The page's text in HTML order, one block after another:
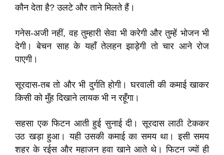
कौन देता है? उलटे और ताने मिलते हैं।
गनेस-अजी नहीं, वह तुम्हारी सेवा भी करेगी और तुम्हें भोजन भी
देगी। बेचन साह के यहाँ तेलहन झाड़ेगी तो चार आने रोज
पाएगी।
सूरदास-तब तो और भी दुर्गति होगी। घरवाली की कमाई खाकर
किसी को मुँह दिखाने लायक भी न रहूँगा।
सहसा एक फिटन आती हुई सुनाई दी। सूरदास लाठी टेककर
उठ खड़ा हुआ। यही उसकी कमाई का समय था। इसी समय
शहर के रईस और महाजन हवा खाने आते थे। फिटन ज्यों ही